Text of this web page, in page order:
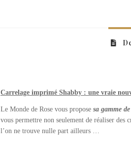
Carrelage imprimé Shabby : une vraie
Le Monde de Rose vous proposesa gamme
vous permettre non seulement de réaliser des
l’on ne trouve nulle part ailleurs …